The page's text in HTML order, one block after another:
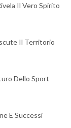
Il Vero Spirito
Il Territorio
Dello Sport
E Successi